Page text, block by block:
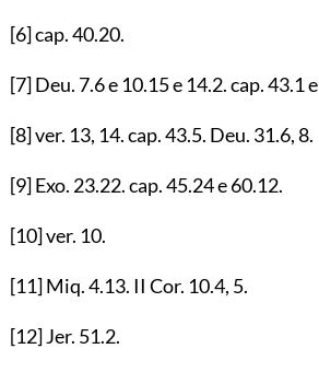
[6]cap.40.20.
[7]Deu. 7.6e 10.15e 14.2. cap.43.1e
[8]ver. 13, 14. cap.43.5. Deu. 31.6,8.
[9]Exo. 23.22. cap.45.24e60.12.
[10]ver. 10.
[11]Miq.4.13. II Cor. 10.4, 5.
[12]Jer. 51.2.